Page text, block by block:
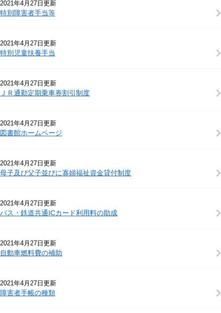
2021年4月27日更新
特別障害者手当等
2021年4月27日更新
特別児童扶養手当
2021年4月27日更新
ＪＲ通勤定期乗車券割引制度
2021年4月27日更新
図書館ホームページ
2021年4月27日更新
母子及び父子並びに寡婦福祉資金貸付制度
2021年4月27日更新
バス・鉄道共通ICカード利用料の助成
2021年4月27日更新
自動車燃料費の補助
2021年4月27日更新
障害者手帳の種類